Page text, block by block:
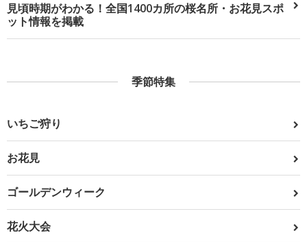
見頃時期がわかる！全国1400カ所の桜名所・お花見スポ
ット情報を掲載
季節特集
いちご狩り
お花見
ゴールデンウィーク
花火大会